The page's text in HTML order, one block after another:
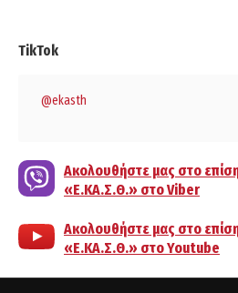
TikTok
@ekasth
Ακολουθήστε μας στο
«Ε.ΚΑ.Σ.Θ.» στο Viber
Ακολουθήστε μας στο
«Ε.ΚΑ.Σ.Θ.» στο Youtube